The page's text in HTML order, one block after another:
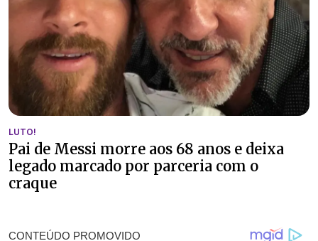
LUTO!
Pai de Messi morre aos 68 anos e deixa
legado marcado por parceria com o
craque